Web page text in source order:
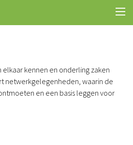
kennen en onderling zaken
netwerkgelegenheden, waarin de
en een basis leggen voor